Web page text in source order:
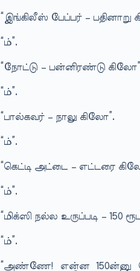
“இங்கிலீஸ் பேப்பர் – பதினாறு
“ம்”.
“நோட்டு – பன்னிரண்டு
“ம்”.
“பால்கவர் – நாலு கிலோ”.
“ம்”.
“கெட்டி அட்டை – எட்டரை
“ம்”.
“மிக்ஸி நல்ல உருப்படி – 150
“ம்”.
“அண்ணே! என்ன 150ன்னு